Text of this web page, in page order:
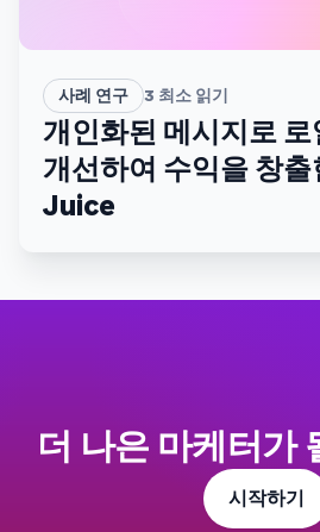
사례 연구 3 최소 읽기
개인화된 메시지로
개선하여 수익을 창
Juice
더 나은 마케터가
시작하기